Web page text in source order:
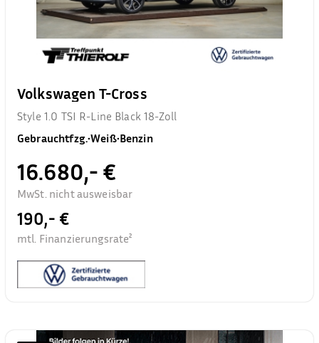
Volkswagen T-Cross
Style 1.0 TSI R-Line Black 18-Zoll
Gebrauchtfzg.•Weiß•Benzin
16.680,- €
MwSt. nicht ausweisbar
190,- €
mtl. Finanzierungsrate²